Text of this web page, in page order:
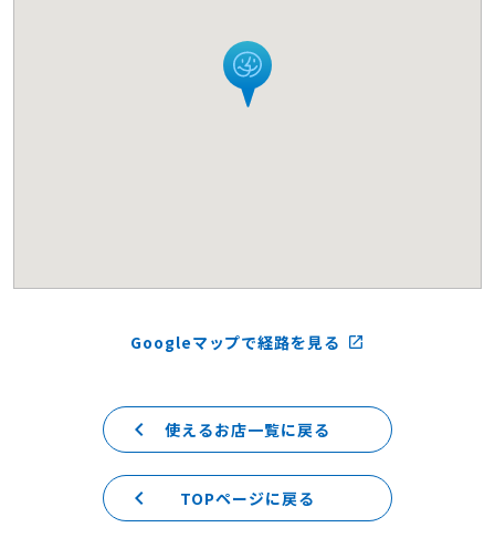
Googleマップで経路を見る launch
使えるお店一覧に戻る
keyboard_arrow_left
TOPページに戻る
keyboard_arrow_left